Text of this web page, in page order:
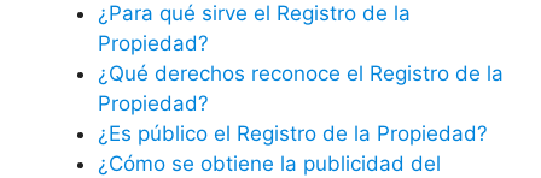
¿Para qué sirve el Registro de la
Propiedad?
¿Qué derechos reconoce el Registro de la
Propiedad?
¿Es público el Registro de la Propiedad?
¿Cómo se obtiene la publicidad del